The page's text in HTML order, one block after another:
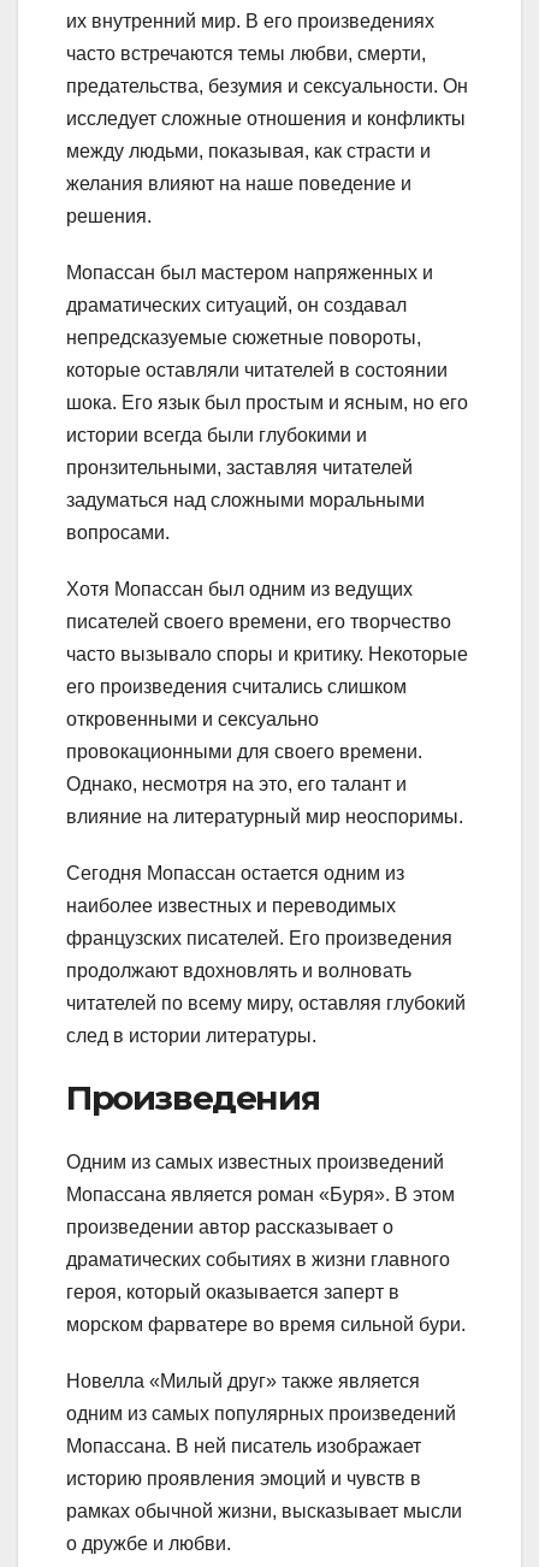
их внутренний мир. В его произведениях
часто встречаются темы любви, смерти,
предательства, безумия и сексуальности. Он
исследует сложные отношения и конфликты
между людьми, показывая, как страсти и
желания влияют на наше поведение и
решения.
Мопассан был мастером напряженных и
драматических ситуаций, он создавал
непредсказуемые сюжетные повороты,
которые оставляли читателей в состоянии
шока. Его язык был простым и ясным, но его
истории всегда были глубокими и
пронзительными, заставляя читателей
задуматься над сложными моральными
вопросами.
Хотя Мопассан был одним из ведущих
писателей своего времени, его творчество
часто вызывало споры и критику. Некоторые
его произведения считались слишком
откровенными и сексуально
провокационными для своего времени.
Однако, несмотря на это, его талант и
влияние на литературный мир неоспоримы.
Сегодня Мопассан остается одним из
наиболее известных и переводимых
французских писателей. Его произведения
продолжают вдохновлять и волновать
читателей по всему миру, оставляя глубокий
след в истории литературы.
Произведения
Одним из самых известных произведений
Мопассана является роман «Буря». В этом
произведении автор рассказывает о
драматических событиях в жизни главного
героя, который оказывается заперт в
морском фарватере во время сильной бури.
Новелла «Милый друг» также является
одним из самых популярных произведений
Мопассана. В ней писатель изображает
историю проявления эмоций и чувств в
рамках обычной жизни, высказывает мысли
о дружбе и любви.